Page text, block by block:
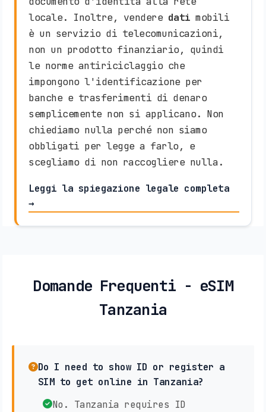
locale. Inoltre, vendere dati mobili
è un servizio di telecomunicazioni,
non un prodotto finanziario, quindi
le norme antiriciclaggio che
impongono l'identificazione per
banche e trasferimenti di denaro
semplicemente non si applicano. Non
chiediamo nulla perché non siamo
obbligati per legge a farlo, e
scegliamo di non raccogliere nulla.
Leggi la spiegazione legale completa
→
Domande Frequenti - eSIM
Tanzania
Do I need to show ID or register a
SIM to get online in Tanzania?
No. Tanzania requires ID